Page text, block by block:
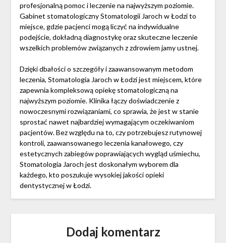
profesjonalną pomoc i leczenie na najwyższym poziomie.
Gabinet stomatologiczny Stomatologii Jaroch w Łodzi to
miejsce, gdzie pacjenci mogą liczyć na indywidualne
podejście, dokładną diagnostykę oraz skuteczne leczenie
wszelkich problemów związanych z zdrowiem jamy ustnej.
Dzięki dbałości o szczegóły i zaawansowanym metodom
leczenia, Stomatologia Jaroch w Łodzi jest miejscem, które
zapewnia kompleksową opiekę stomatologiczną na
najwyższym poziomie. Klinika łączy doświadczenie z
nowoczesnymi rozwiązaniami, co sprawia, że jest w stanie
sprostać nawet najbardziej wymagającym oczekiwaniom
pacjentów. Bez względu na to, czy potrzebujesz rutynowej
kontroli, zaawansowanego leczenia kanałowego, czy
estetycznych zabiegów poprawiających wygląd uśmiechu,
Stomatologia Jaroch jest doskonałym wyborem dla
każdego, kto poszukuje wysokiej jakości opieki
dentystycznej w Łodzi.
Dodaj komentarz